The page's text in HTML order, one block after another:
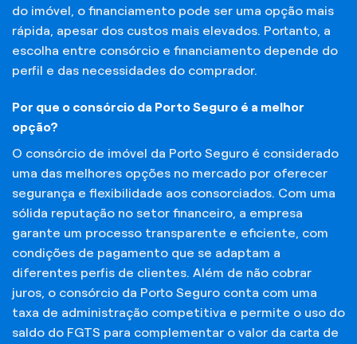
do imóvel, o financiamento pode ser uma opção mais
rápida, apesar dos custos mais elevados. Portanto, a
escolha entre consórcio e financiamento depende do
perfil e das necessidades do comprador.
Por que o consórcio da Porto Seguro é a melhor
opção?
O consórcio de imóvel da Porto Seguro é considerado
uma das melhores opções no mercado por oferecer
segurança e flexibilidade aos consorciados. Com uma
sólida reputação no setor financeiro, a empresa
garante um processo transparente e eficiente, com
condições de pagamento que se adaptam a
diferentes perfis de clientes. Além de não cobrar
juros, o consórcio da Porto Seguro conta com uma
taxa de administração competitiva e permite o uso do
saldo do FGTS para complementar o valor da carta de